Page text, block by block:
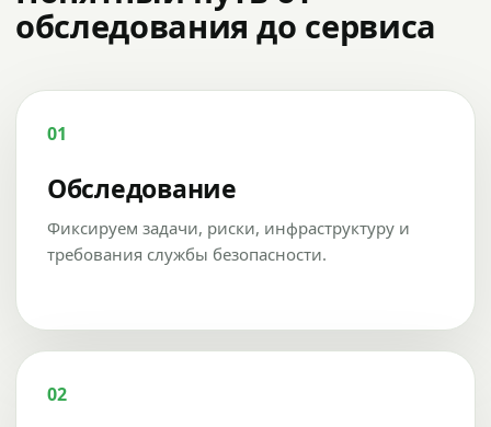
обследования до сервиса
01
Обследование
Фиксируем задачи, риски, инфраструктуру и
требования службы безопасности.
02